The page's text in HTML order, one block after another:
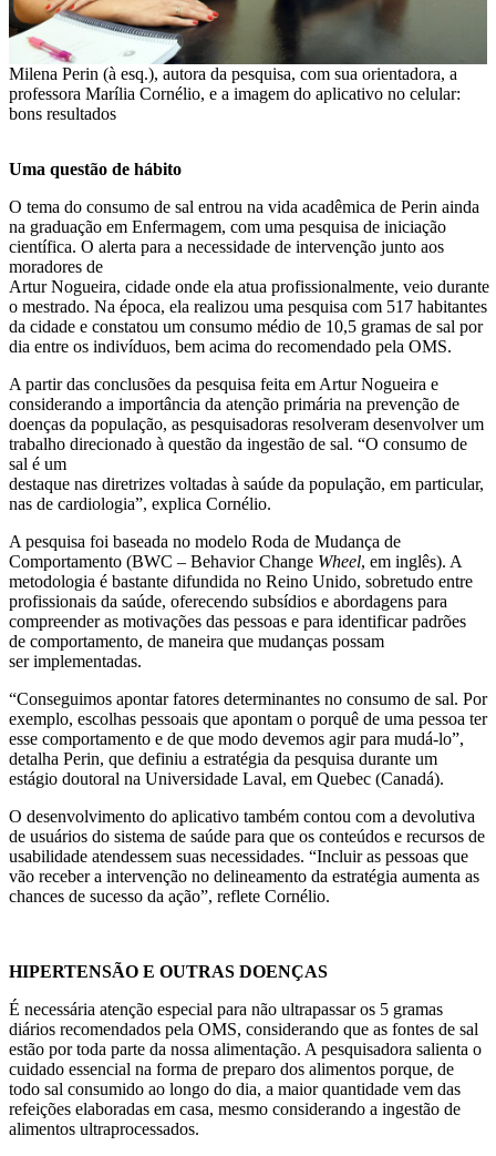
Milena Perin (à esq.), autora da pesquisa, com sua orientadora, a
professora Marília Cornélio, e a imagem do aplicativo no celular:
bons resultados
Uma questão de hábito
O tema do consumo de sal entrou na vida acadêmica de Perin ainda
na graduação em Enfermagem, com uma pesquisa de iniciação
científica. O alerta para a necessidade de intervenção junto aos
moradores de
Artur Nogueira, cidade onde ela atua profissionalmente, veio durante
o mestrado. Na época, ela realizou uma pesquisa com 517 habitantes
da cidade e constatou um consumo médio de 10,5 gramas de sal por
dia entre os indivíduos, bem acima do recomendado pela OMS.
A partir das conclusões da pesquisa feita em Artur Nogueira e
considerando a importância da atenção primária na prevenção de
doenças da população, as pesquisadoras resolveram desenvolver um
trabalho direcionado à questão da ingestão de sal. “O consumo de
sal é um
destaque nas diretrizes voltadas à saúde da população, em particular,
nas de cardiologia”, explica Cornélio.
A pesquisa foi baseada no modelo Roda de Mudança de
Comportamento (BWC – Behavior Change Wheel, em inglês). A
metodologia é bastante difundida no Reino Unido, sobretudo entre
profissionais da saúde, oferecendo subsídios e abordagens para
compreender as motivações das pessoas e para identificar padrões
de comportamento, de maneira que mudanças possam
ser implementadas.
“Conseguimos apontar fatores determinantes no consumo de sal. Por
exemplo, escolhas pessoais que apontam o porquê de uma pessoa ter
esse comportamento e de que modo devemos agir para mudá-lo”,
detalha Perin, que definiu a estratégia da pesquisa durante um
estágio doutoral na Universidade Laval, em Quebec (Canadá).
O desenvolvimento do aplicativo também contou com a devolutiva
de usuários do sistema de saúde para que os conteúdos e recursos de
usabilidade atendessem suas necessidades. “Incluir as pessoas que
vão receber a intervenção no delineamento da estratégia aumenta as
chances de sucesso da ação”, reflete Cornélio.
HIPERTENSÃO E OUTRAS DOENÇAS
É necessária atenção especial para não ultrapassar os 5 gramas
diários recomendados pela OMS, considerando que as fontes de sal
estão por toda parte da nossa alimentação. A pesquisadora salienta o
cuidado essencial na forma de preparo dos alimentos porque, de
todo sal consumido ao longo do dia, a maior quantidade vem das
refeições elaboradas em casa, mesmo considerando a ingestão de
alimentos ultraprocessados.